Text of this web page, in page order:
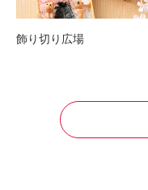
飾り切り広場